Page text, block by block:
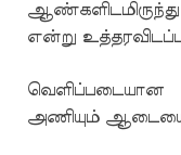
என்று
அணியும்